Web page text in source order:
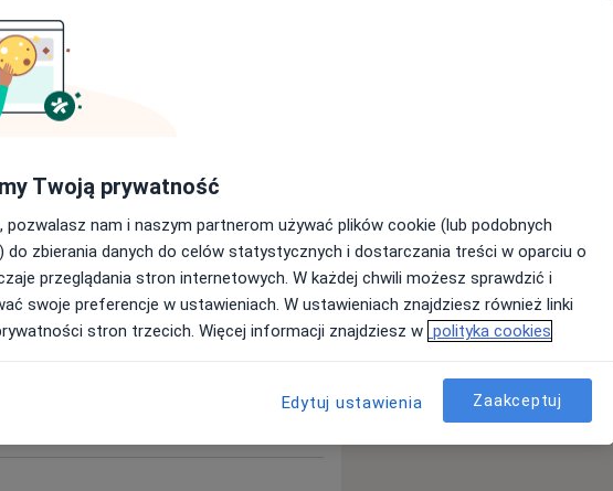
Umów wizytę
Twoją prywatność
pozwalasz nam i naszym partnerom używać plików cookie (lub podobnych
do zbierania danych do celów statystycznych i dostarczania treści w oparciu o
przeglądania stron internetowych. W każdej chwili możesz sprawdzić i
swoje preferencje w ustawieniach. W ustawieniach znajdziesz również linki
stron trzecich. Więcej informacji znajdziesz w polityka cookies
Edytuj ustawienia Zaakceptuj